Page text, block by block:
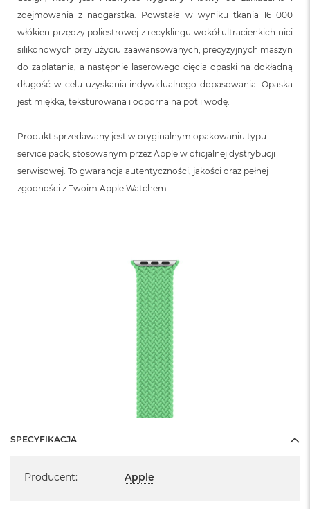
zdejmowania z nadgarstka. Powstała w wyniku tkania 16 000
włókien przędzy poliestrowej z recyklingu wokół ultracienkich nici
silikonowych przy użyciu zaawansowanych, precyzyjnych maszyn
do zaplatania, a następnie laserowego cięcia opaski na dokładną
długość w celu uzyskania indywidualnego dopasowania. Opaska
jest miękka, teksturowana i odporna na pot i wodę.
Produkt sprzedawany jest w oryginalnym opakowaniu typu
service pack, stosowanym przez Apple w oficjalnej dystrybucji
serwisowej. To gwarancja autentyczności, jakości oraz pełnej
zgodności z Twoim Apple Watchem.
SPECYFIKACJA
Producent: Apple